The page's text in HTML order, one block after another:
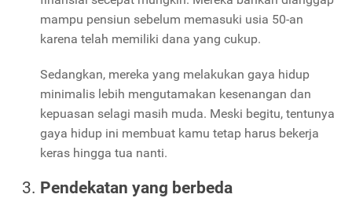
mampu pensiun sebelum memasuki usia 50-an
karena telah memiliki dana yang cukup.
Sedangkan, mereka yang melakukan gaya hidup
minimalis lebih mengutamakan kesenangan dan
kepuasan selagi masih muda. Meski begitu, tentunya
gaya hidup ini membuat kamu tetap harus bekerja
keras hingga tua nanti.
Pendekatan yang berbeda